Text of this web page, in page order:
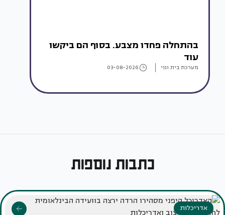
בהתחלה פחדו מצבע. בסוף הם ביקשו
עוד
מערכת בית ונוי 03-08-2026
כתבות נוספות
אדריכלות